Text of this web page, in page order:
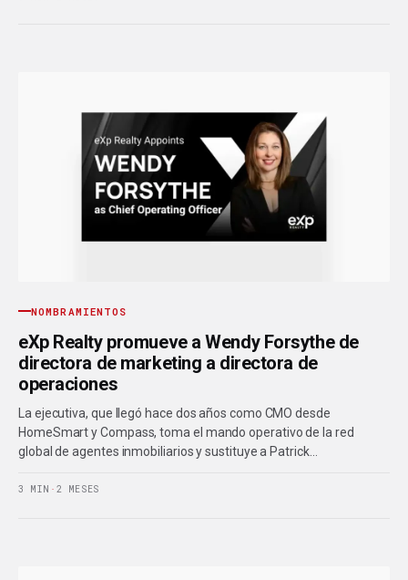
NOMBRAMIENTOS
eXp Realty promueve a Wendy Forsythe de
directora de marketing a directora de
operaciones
La ejecutiva, que llegó hace dos años como CMO desde
HomeSmart y Compass, toma el mando operativo de la red
global de agentes inmobiliarios y sustituye a Patrick…
3 MIN · 2 MESES